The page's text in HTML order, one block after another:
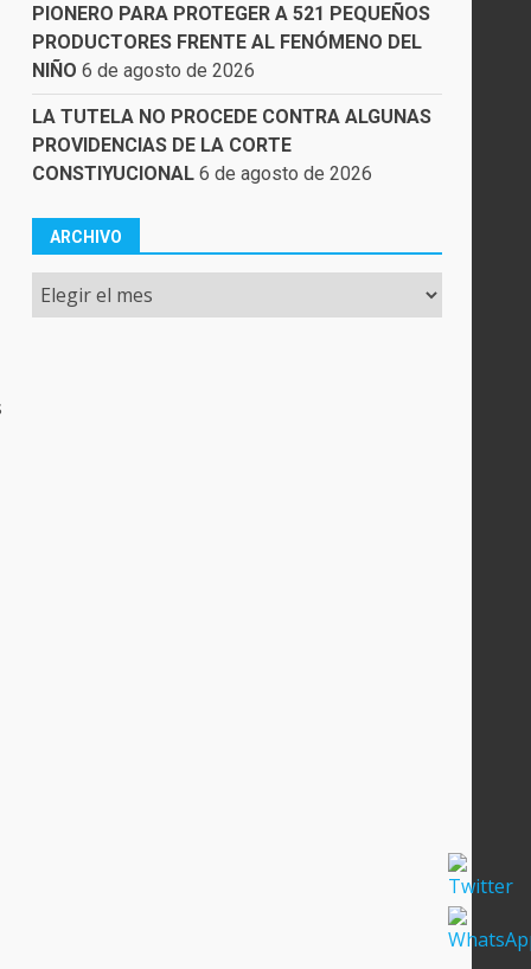
PIONERO PARA PROTEGER A 521 PEQUEÑOS
PRODUCTORES FRENTE AL FENÓMENO DEL
NIÑO 6 de agosto de 2026
LA TUTELA NO PROCEDE CONTRA ALGUNAS
PROVIDENCIAS DE LA CORTE
CONSTIYUCIONAL 6 de agosto de 2026
ARCHIVO
Archivo